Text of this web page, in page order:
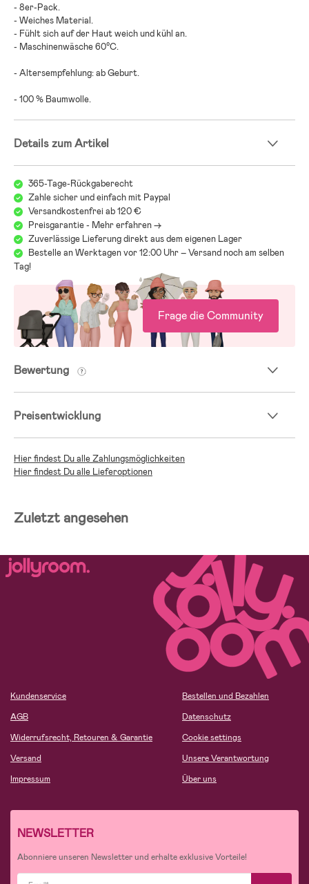
- 8er-Pack.
- Weiches Material.
- Fühlt sich auf der Haut weich und kühl an.
- Maschinenwäsche 60°C.
- Altersempfehlung: ab Geburt.
- 100 % Baumwolle.
Details zum Artikel
365-Tage-Rückgaberecht
Zahle sicher und einfach mit Paypal
Versandkostenfrei ab 120 €
Preisgarantie - Mehr erfahren ->
Zuverlässige Lieferung direkt aus dem eigenen Lager
Bestelle an Werktagen vor 12:00 Uhr – Versand noch am selben
Tag!
Frage die Community
Bewertung
Preisentwicklung
Hier findest Du alle Zahlungsmöglichkeiten
Hier findest Du alle Lieferoptionen
Zuletzt angesehen
Kundenservice
AGB
Widerrufsrecht, Retouren & Garantie
Versand
Impressum
Bestellen und Bezahlen
Datenschutz
Cookie settings
Unsere Verantwortung
Über uns
NEWSLETTER
Abonniere unseren Newsletter und erhalte exklusive Vorteile!